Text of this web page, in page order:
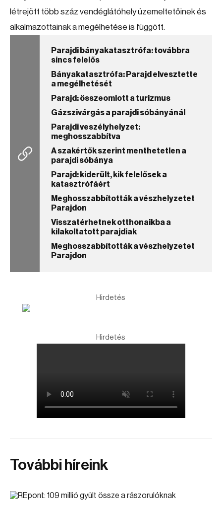
létrejött több száz vendéglátóhely üzemeltetőinek és
alkalmazottainak a megélhetése is függött.
Parajdi bányakatasztrófa: továbbra
sincs felelős
Bányakatasztrófa: Parajd elvesztette
a megélhetését
Parajd: összeomlott a turizmus
Gázszivárgás a parajdi sóbányánál
Parajdi veszélyhelyzet:
meghosszabbítva
A szakértők szerint menthetetlen a
parajdi sóbánya
Parajd: kiderült, kik felelősek a
katasztrófáért
Meghosszabbították a vészhelyzetet
Parajdon
Visszatérhetnek otthonaikba a
kilakoltatott parajdiak
Meghosszabbították a vészhelyzetet
Parajdon
Hirdetés
Hirdetés
További híreink